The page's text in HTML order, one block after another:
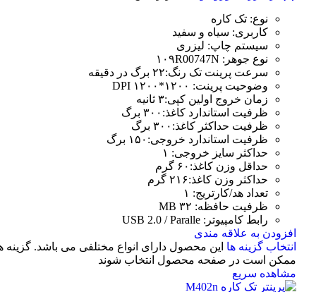
نوع: تک کاره
کاربری: سیاه و سفید
سیستم چاپ: لیزری
نوع جوهر: ۱۰۹R00747N
سرعت پرینت تک رنگ:۲۲ برگ در دقیقه
وضوحیت پرینت: ۱۲۰۰*۱۲۰۰ DPI
زمان خروج اولین کپی:۳ ثانیه
ظرفیت استاندارد کاغذ:۳۰۰ برگ
ظرفیت حداکثر کاغذ:۳۰۰ برگ
ظرفیت استاندارد خروجی:۱۵۰ برگ
حداکثر سایز خروجی: ۱
حداقل وزن کاغذ:۶۰ گرم
حداکثر وزن کاغذ:۲۱۶ گرم
تعداد هد/کارتریج: ۱
ظرفیت حافظه: ۳۲ MB
رابط کامپیوتر: USB 2.0 / Paralle
افزودن به علاقه مندی
انتخاب گزینه ها این محصول دارای انواع مختلفی می باشد. گزینه
ممکن است در صفحه محصول انتخاب شوند
مشاهده سریع